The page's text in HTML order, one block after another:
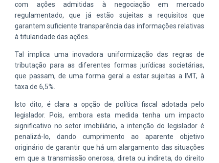
com ações admitidas à negociação em mercado
regulamentado, que já estão sujeitas a requisitos que
garantem suficiente transparência das informações relativas
à titularidade das ações.
Tal implica uma inovadora uniformização das regras de
tributação para as diferentes formas jurídicas societárias,
que passam, de uma forma geral a estar sujeitas a IMT, à
taxa de 6,5%.
Isto dito, é clara a opção de política fiscal adotada pelo
legislador. Pois, embora esta medida tenha um impacto
significativo no setor imobiliário, a intenção do legislador é
penalizá-lo, dando cumprimento ao aparente objetivo
originário de garantir que há um alargamento das situações
em que a transmissão onerosa, direta ou indireta, do direito